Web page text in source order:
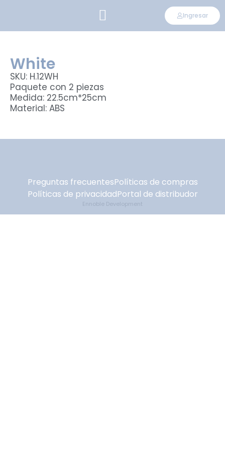
Ingresar
White
SKU: H.12WH
Paquete con 2 piezas
Medida: 22.5cm*25cm
Material: ABS
Preguntas frecuentesPolíticas de compras
Políticas de privacidadPortal de distribudor
Ennoble Development